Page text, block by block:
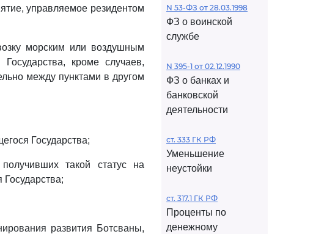
управляемое резидентом
морским или воздушным
кроме случаев,
между пунктами в другом
Государства;
такой статус на
развития Ботсваны,
N 53-ФЗ от 28.03.1998
ФЗ о воинской
службе
N 395-1 от 02.12.1990
ФЗ о банках и
банковской
деятельности
ст. 333 ГК РФ
Уменьшение
неустойки
ст. 317.1 ГК РФ
Проценты по
денежному